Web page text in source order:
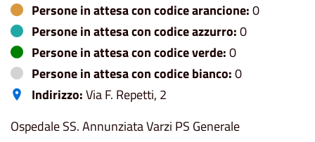
Persone in attesa con codice arancione:0
Persone in attesa con codice azzurro:0
Persone in attesa con codice verde:0
Persone in attesa con codice bianco:0
Indirizzo:Via F. Repetti, 2
Ospedale SS. Annunziata Varzi PS Generale